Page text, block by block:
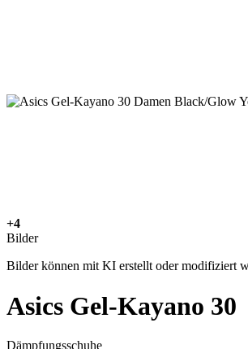
+4
Bilder
Bilder können mit KI erstellt oder modifiziert
Asics Gel-Kayano 30
Dämpfungsschuhe